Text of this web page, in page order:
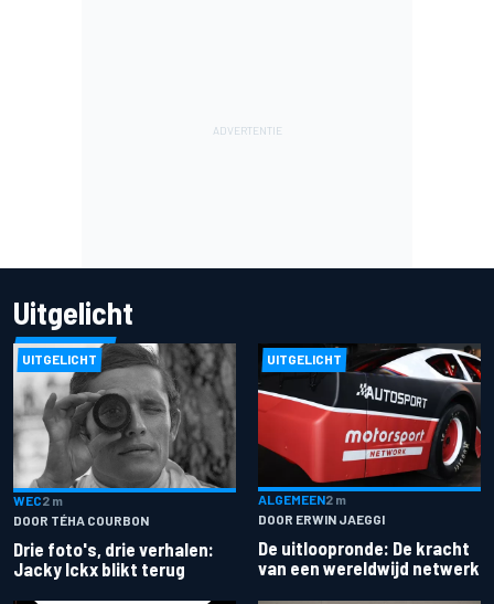
Uitgelicht
UITGELICHT
WEC2 m
DOOR TÉHA COURBON
Drie foto's, drie verhalen:
Jacky Ickx blikt terug
UITGELICHT
ALGEMEEN2 m
DOOR ERWIN JAEGGI
De uitloopronde: De kracht
van een wereldwijd netwerk